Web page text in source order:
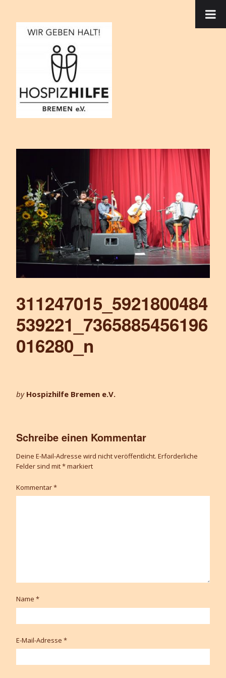
311247015_5921800484
539221_7365885456196
016280_n
by Hospizhilfe Bremen e.V.
Schreibe einen Kommentar
Deine E-Mail-Adresse wird nicht veröffentlicht. Erforderliche
Felder sind mit*markiert
Kommentar*
Name *
E-Mail-Adresse *